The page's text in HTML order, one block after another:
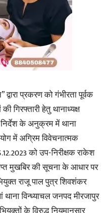
प्रकरण को गंभीरता पूर्वक
गिरफ्तारी हेतु थानाध्यक्ष
निर्देश के अनुक्रम में थाना
में अग्रिम विवेचनात्मक
को उप-निरीक्षक राकेश
मुखबिर की सूचना के आधार पर
राजू पाल पुत्र शिवशंकर
थाना विन्ध्याचल जनपद मीरजापुर